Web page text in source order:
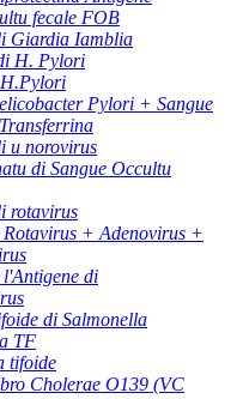
fecale FOB
Giardia Iamblia
H. Pylori
Pylori + Sangue
u norovirus
di Sangue Occultu
rotavirus
Rotavirus + Adenovirus +
di
di Salmonella
TF
tifoide
Cholerae O139 (VC